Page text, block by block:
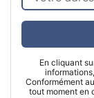
En cliquant
Conformément
tout moment en